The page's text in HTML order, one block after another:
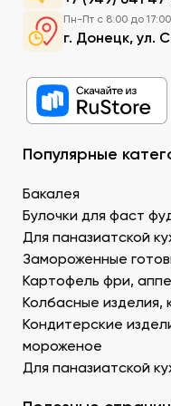
рис округлой
Рыбу. В составе
можно заказать
охлажденную
– вкусный и
Креветку –
Донецке купить
морепродукты,
Муку темпура.
крахмалом для
заказать
Водоросли.
для суши в ДНР с
Икру масаго,
Пн-Пт с 8:00 до
г. Донецк, ул.
Популярные
Бакалея
Булочки для фаст
Для паназиатской
Замороженные
Картофель фри,
Колбасные
Кондитерские
мороженое
Для паназиатской